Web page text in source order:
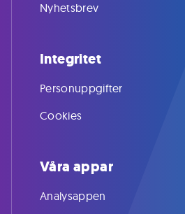
Nyhetsbrev
Integritet
Personuppgifter
Cookies
Våra appar
Analysappen